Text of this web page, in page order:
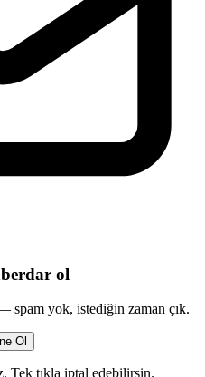
ol
— spam yok, istediğin zaman çık.
Ol
Tek tıkla iptal edebilirsin.